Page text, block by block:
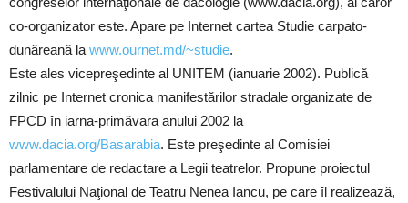
co-organizator este. Apare pe Internet cartea Studie carpato-
dunăreană la www.ournet.md/~studie.
Este ales vicepreşedinte al UNITEM (ianuarie 2002). Publică
zilnic pe Internet cronica manifestărilor stradale organizate de
FPCD în iarna-primăvara anului 2002 la
www.dacia.org/Basarabia. Este preşedinte al Comisiei
parlamentare de redactare a Legii teatrelor. Propune proiectul
Festivalului Naţional de Teatru Nenea Iancu, pe care îl realizează,